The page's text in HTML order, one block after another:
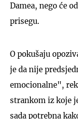
Damea, nego će
prisegu.
O pokušaju
je da nije
emocionalne",
strankom iz koje
sada potrebna